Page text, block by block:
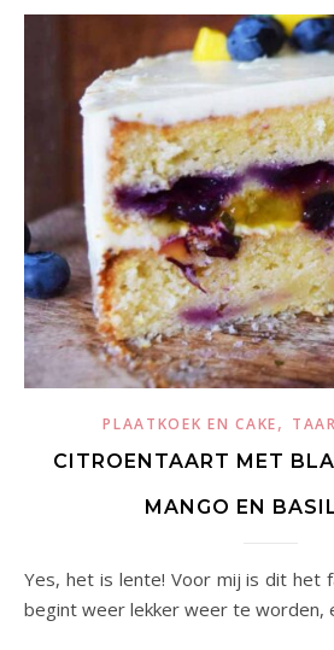
PLAATKOEK EN CAKE,
CITROENTAART MET
MANGO EN
Yes, het is lente! Voor mij is dit het favoriete seizoen. Het
begint weer lekker weer te worden,